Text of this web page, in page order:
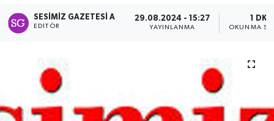
SESIMIZ GAZETESI A
EDITÖR
29.08.2024 - 15:27
YAYINLANMA
1 DK
OKUNMA
Magazin
Sağlık
Spor
Tüm Manşetler
Haber Arşivi